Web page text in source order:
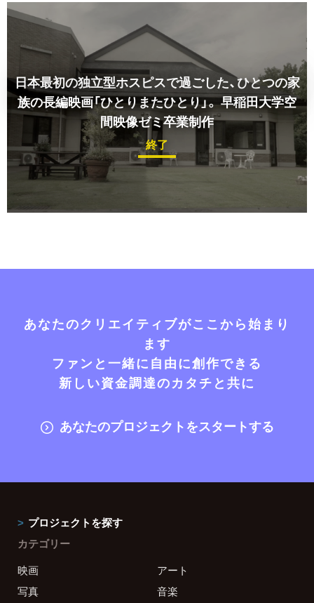
日本最初の独立型ホスピスで過ごした、ひとつの家
族の長編映画「ひとりまたひとり」。 早稲田大学空
間映像ゼミ卒業制作
終了
あなたのクリエイティブがここから始まり
ます
ファンと一緒に自由に創作できる
新しい資金調達のカタチと共に
あなたのプロジェクトをスタートする
プロジェクトを探す
カテゴリー
映画
アート
写真
音楽